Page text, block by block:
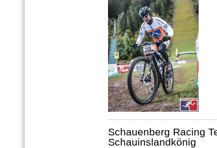
Schauenberg Racing
Schauinslandkönig